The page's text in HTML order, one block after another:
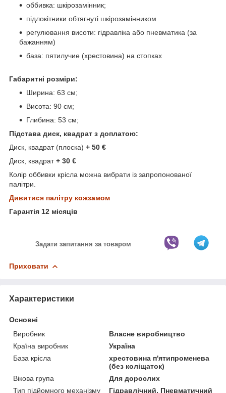
оббивка: шкірозамінник;
підлокітники обтягнуті шкірозамінником
регулювання висоти: гідравліка або пневматика (за
бажанням)
база: пятилучие (хрестовина) на стопках
Габаритні розміри:
Ширина: 63 см;
Висота: 90 см;
Глибина: 53 см;
Підстава диск, квадрат з доплатою:
Диск, квадрат (плоска) + 50 €
Диск, квадрат+ 30 €
Колір оббивки крісла можна вибрати із запропонованої
палітри.
Дивитися палітру кожзамом
Гарантія 12 місяців
Задати запитання за товаром
Приховати
Характеристики
Основні
Виробник
Власне виробництво
Країна виробник
Україна
База крісла
хрестовина п'ятипроменева
(без коліщаток)
Вікова група
Для дорослих
Тип підйомного механізму
Гідравлічний, Пневматичний